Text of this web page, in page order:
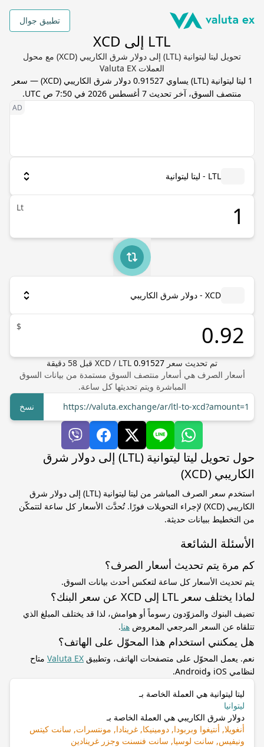
تطبيق جوال
LTL إلى XCD
تحويل ليتا ليتوانية (LTL) إلى دولار شرق الكاريبي (XCD) مع محول
العملات Valuta EX
1 ليتا ليتوانية (
LTL) يساوي0.91527 دولار شرق الكاريبي (
XCD) — سعر
منتصف السوق، آخر تحديث 7 أغسطس 2026 في 7:50 ص UTC .
LTL - ليتا ليتوانية
Lt
XCD - دولار شرق الكاريبي
$
تم تحديث سعر XCD / LTL 0.91527 قبل 58 دقيقة
أسعار الصرف هي أسعار منتصف السوق مستمدة من بيانات السوق
المباشرة ويتم تحديثها كل ساعة.
https://valuta.exchange/ar/ltl-to-xcd?amount=1
نسخ
حول تحويل ليتا ليتوانية (LTL) إلى دولار شرق
الكاريبي (XCD)
استخدم سعر الصرف المباشر من ليتا ليتوانية (LTL) إلى دولار شرق
الكاريبي (XCD) لإجراء التحويلات فورًا. تُحدَّث الأسعار كل ساعة لتتمكّن
من التخطيط ببيانات حديثة.
الأسئلة الشائعة
كم مرة يتم تحديث أسعار الصرف؟
يتم تحديث الأسعار كل ساعة لتعكس أحدث بيانات السوق.
لماذا يختلف سعر LTL إلى XCD عن سعر البنك؟
تضيف البنوك والمزوّدون رسوماً أو هوامش، لذا قد يختلف المبلغ الذي
تتلقاه عن السعر المرجعي المعروض هنا.
هل يمكنني استخدام هذا المحوّل على الهاتف؟
نعم. يعمل المحوّل على متصفحات الهاتف، وتطبيق Valuta EX متاح
لنظامي iOS وAndroid.
ليتا ليتوانية هي العملة الخاصة بـ
ليتوانيا
دولار شرق الكاريبي هي العملة الخاصة بـ
أنغويلا, أنتيغوا وبربودا, دومينيكا, غرينادا, مونتسرات, سانت كيتس
ونيفيس, سانت لوسيا, سانت فنسنت وجزر غرينادين